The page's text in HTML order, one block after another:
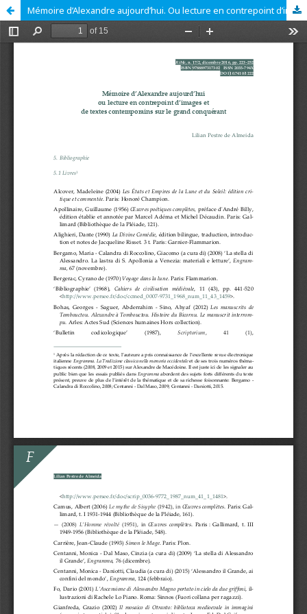
Mémoire d’Alexandre aujourd’hui. Ou lecture en contrepoint d’images et de textes contemporains sur le grand conquérant